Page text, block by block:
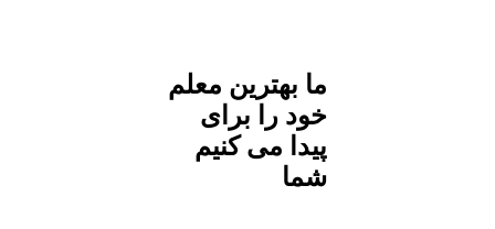
ما بهترین معلم
خود را برای
پیدا می کنیم
شما